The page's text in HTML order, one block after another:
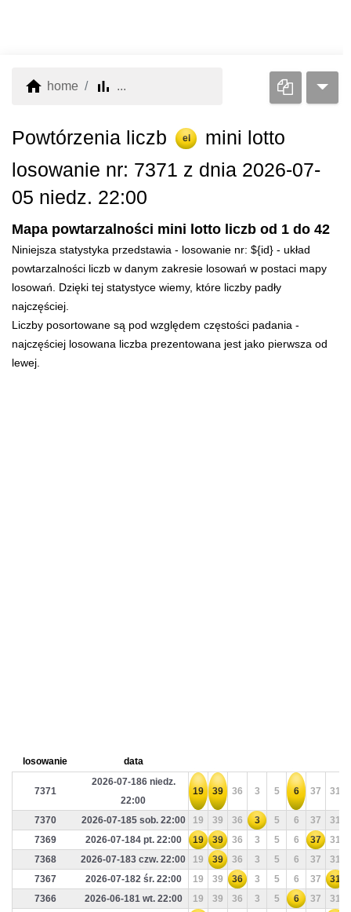
home home bar_chart ...
Powtórzenia liczb el
mini lotto
losowanie nr: 7371 z dnia 2026-07-
05 niedz. 22:00
Mapa powtarzalności mini lotto liczb od 1 do 42
Niniejsza statystyka przedstawia - losowanie nr: ${id} - układ
powtarzalności liczb w danym zakresie losowań w postaci mapy
losowań. Dzięki tej statystyce wiemy, które liczby padły
najczęściej.
Liczby posortowane są pod względem częstości padania -
najczęściej losowana liczba prezentowana jest jako pierwsza od
lewej.
losowanie data
7371
2026-07-186 niedz.
22:00
19 39 36 3 5 6 37 31
7370 2026-07-185 sob. 22:00 19 39 36 3 5 6 37 31
7369
2026-07-184 pt. 22:00 19 39 36 3 5 6 37 31
7368
2026-07-183 czw. 22:00 19 39 36 3 5 6 37 31
7367
2026-07-182 śr. 22:00 19 39 36 3 5 6 37 31
7366
2026-06-181 wt. 22:00 19 39 36 3 5 6 37 31